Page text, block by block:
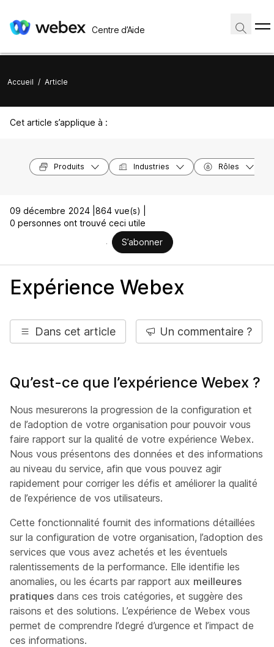
Centre d’Aide
Accueil / Article
Cet article s’applique à :
Produits Industries Rôles
09 décembre 2024 | 864 vue(s) |
0 personnes ont trouvé ceci utile
S’abonner
Expérience Webex
Dans cet article Un commentaire ?
Qu’est-ce que l’expérience Webex ?
Nous mesurerons la progression de la configuration et
de l’adoption de votre organisation pour pouvoir vous
faire rapport sur la qualité de votre expérience Webex.
Nous vous présentons des données et des informations
au niveau du service, afin que vous pouvez agir
rapidement pour corriger les défis et améliorer la qualité
de l’expérience de vos utilisateurs.
Cette fonctionnalité fournit des informations détaillées
sur la configuration de votre organisation, l’adoption des
services que vous avez achetés et les éventuels
ralentissements de la performance. Elle identifie les
anomalies, ou les écarts par rapport aux meilleures
pratiques dans ces trois catégories, et suggère des
raisons et des solutions. L’expérience de Webex vous
permet de comprendre l’degré d’urgence et l’impact de
ces informations.